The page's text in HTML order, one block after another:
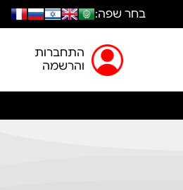
בחר שפה:
התחברות
והרשמה